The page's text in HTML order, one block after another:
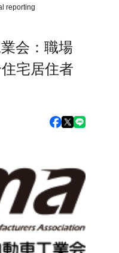
reporting
会：職場
宅居住者